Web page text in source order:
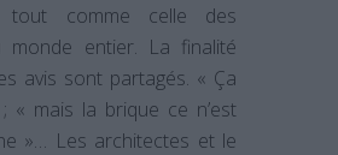
tout comme celle des
monde entier. La finalité
avis sont partagés. « Ça
« mais la brique ce n’est
»… Les architectes et le